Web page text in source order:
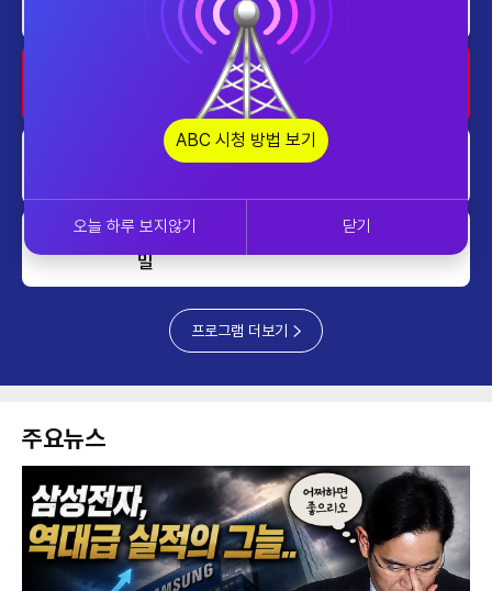
와의 노래
열린성인가요콘서트2
열린성인가요콘서트2
ABC스페셜_늙지 않는 한국인의 비
밀
프로그램 더보기
주요뉴스
ABC 시청 방법 보기
오늘 하루 보지않기 닫기